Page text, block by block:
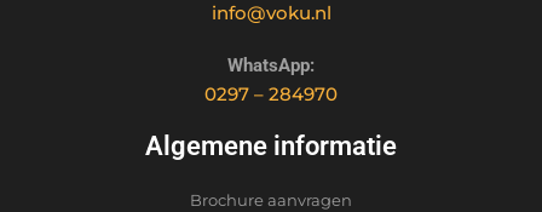
info@voku.nl
WhatsApp:
0297 – 284970
Algemene informatie
Brochure aanvragen